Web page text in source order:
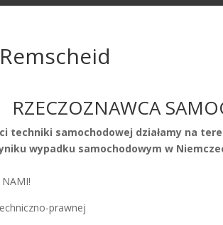
RZECZOZNAWCA
techniki samochodowej działamy na
wypadku samochodowym w
NAMI!
prawnej